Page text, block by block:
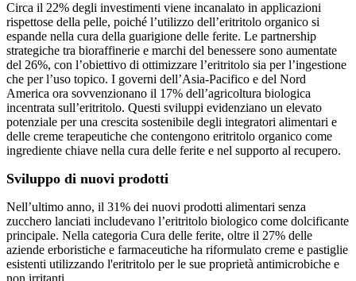
Circa il 22% degli investimenti viene incanalato in applicazioni
rispettose della pelle, poiché l’utilizzo dell’eritritolo organico si
espande nella cura della guarigione delle ferite. Le partnership
strategiche tra bioraffinerie e marchi del benessere sono aumentate
del 26%, con l’obiettivo di ottimizzare l’eritritolo sia per l’ingestione
che per l’uso topico. I governi dell’Asia-Pacifico e del Nord
America ora sovvenzionano il 17% dell’agricoltura biologica
incentrata sull’eritritolo. Questi sviluppi evidenziano un elevato
potenziale per una crescita sostenibile degli integratori alimentari e
delle creme terapeutiche che contengono eritritolo organico come
ingrediente chiave nella cura delle ferite e nel supporto al recupero.
Sviluppo di nuovi prodotti
Nell’ultimo anno, il 31% dei nuovi prodotti alimentari senza
zucchero lanciati includevano l’eritritolo biologico come dolcificante
principale. Nella categoria Cura delle ferite, oltre il 27% delle
aziende erboristiche e farmaceutiche ha riformulato creme e pastiglie
esistenti utilizzando l'eritritolo per le sue proprietà antimicrobiche e
non irritanti.